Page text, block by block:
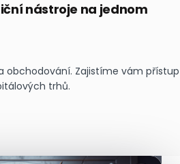
nástroje na jednom
obchodování. Zajistíme vám přístup
trhů.